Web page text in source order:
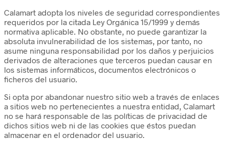
Calamart adopta los niveles de seguridad correspondientes
requeridos por la citada Ley Orgánica 15/1999 y demás
normativa aplicable. No obstante, no puede garantizar la
absoluta invulnerabilidad de los sistemas, por tanto, no
asume ninguna responsabilidad por los daños y perjuicios
derivados de alteraciones que terceros puedan causar en
los sistemas informáticos, documentos electrónicos o
ficheros del usuario.
Si opta por abandonar nuestro sitio web a través de enlaces
a sitios web no pertenecientes a nuestra entidad, Calamart
no se hará responsable de las políticas de privacidad de
dichos sitios web ni de las cookies que éstos puedan
almacenar en el ordenador del usuario.